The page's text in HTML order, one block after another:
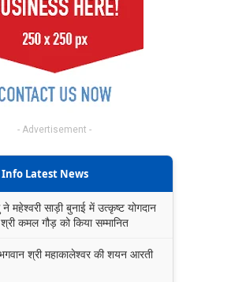
- Advertisement -
Info Latest News
ने महेश्वरी साड़ी बुनाई में उत्कृष्ट योगदान
कमल गौड़ को किया सम्मानित
श्री महाकालेश्‍वर की शयन आरती